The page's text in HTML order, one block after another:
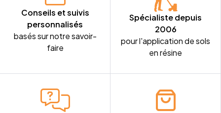
Conseils et suivis
personnalisés
basés sur notre savoir-
faire
Spécialiste depuis
2006
pour l'application de sols
en résine